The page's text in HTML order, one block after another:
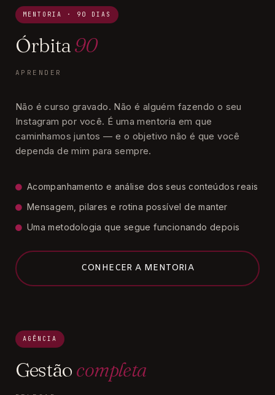
MENTORIA · 90 DIAS
Órbita90
APRENDER
Não é curso gravado. Não é alguém fazendo o seu
Instagram por você. É uma mentoria em que
caminhamos juntos — e o objetivo não é que você
dependa de mim para sempre.
Acompanhamento e análise dos seus conteúdos reais
Mensagem, pilares e rotina possível de manter
Uma metodologia que segue funcionando depois
CONHECER A MENTORIA
AGÊNCIA
Gestão completa